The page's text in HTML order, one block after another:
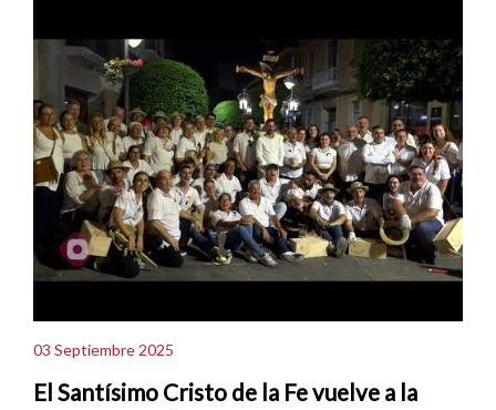
03 Septiembre 2025
El Santísimo Cristo de la Fe vuelve a la